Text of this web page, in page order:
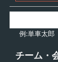
例:単車太郎
チーム・